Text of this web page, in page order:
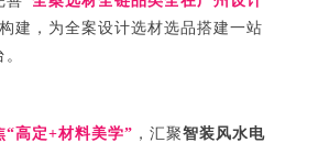
建，为全案设计选材选品搭建一站
“高定+材料美学” ，汇聚智装风水电